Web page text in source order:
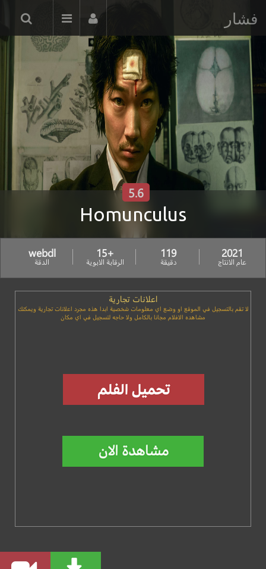
فشار
Homunculus
5.6
2021
عام الانتاج
119
دقيقة
+15
الرقابة الابوية
webdl
الدقة
اعلانات تجارية
لا تقم بالتسجيل في الموقع او وضع اي معلومات شخصية ابدا هذه مجرد اعلانات تجارية ويمكنك
مشاهده الافلام مجانا بالكامل ولا حاجه لتسجيل في اي مكان